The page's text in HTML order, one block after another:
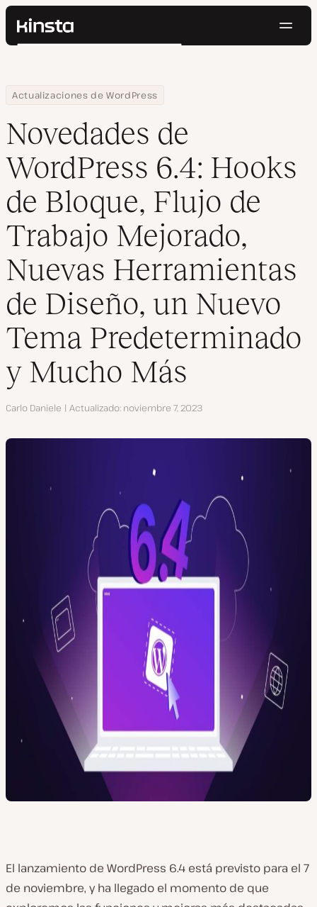
Kinsta®
Precios
Contacto
Buscar
Home
Centro de Recursos
Blog
Actualizaciones de WordPress
Novedades de WordPress 6.4: Hooks de Bloque, Flujo de
Novedades de
WordPress 6.4: Hooks
de Bloque, Flujo de
Trabajo Mejorado,
Nuevas Herramientas
de Diseño, un Nuevo
Tema Predeterminado
y Mucho Más
Autor
Carlo Daniele Actualizado noviembre 7, 2023
El lanzamiento de WordPress 6.4 está previsto para el 7
de noviembre, y ha llegado el momento de que